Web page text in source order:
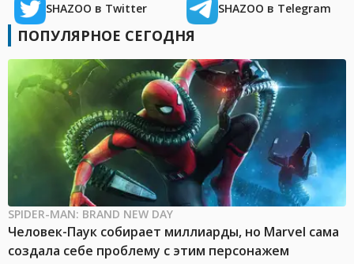
SHAZOO в Twitter SHAZOO в Telegram
ПОПУЛЯРНОЕ СЕГОДНЯ
SPIDER-MAN: BRAND NEW DAY
Человек-Паук собирает миллиарды, но Marvel сама
создала себе проблему с этим персонажем